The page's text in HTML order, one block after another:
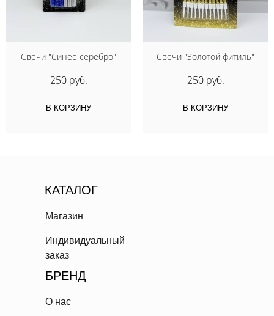
Свечи "Синее серебро"
250 руб.
В КОРЗИНУ
Свечи "Золотой фитиль"
250 руб.
В КОРЗИНУ
КАТАЛОГ
БРЕНД
Магазин
Индивидуальный
заказ
О нас